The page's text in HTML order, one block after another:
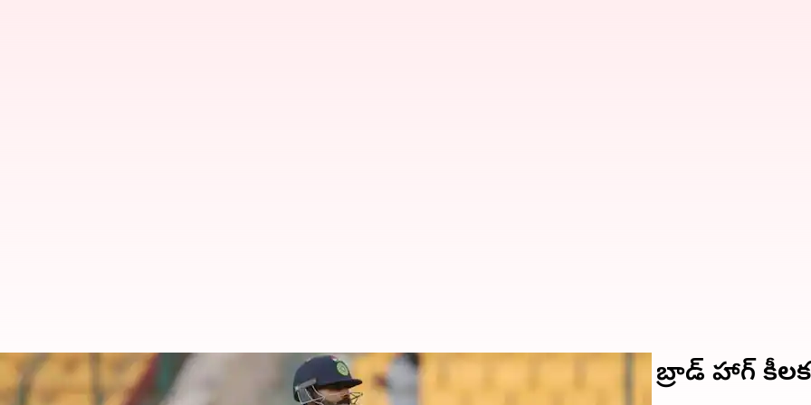
Virat Kohli: భావోద్వేగాలను నియంత్రించుకోవాలి.. విరాట్ కోహ్లీకి బ్రాడ్ హాగ్